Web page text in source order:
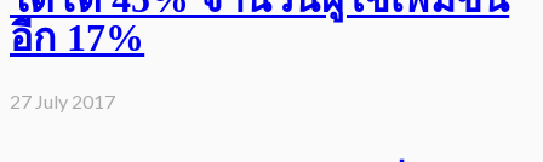
อีก 17%
27 July 2017